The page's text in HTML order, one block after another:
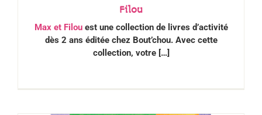
Filou
Max et Filouest une collection de livres d’activité
dès 2 ans éditée chez Bout’chou. Avec cette
collection, votre […]